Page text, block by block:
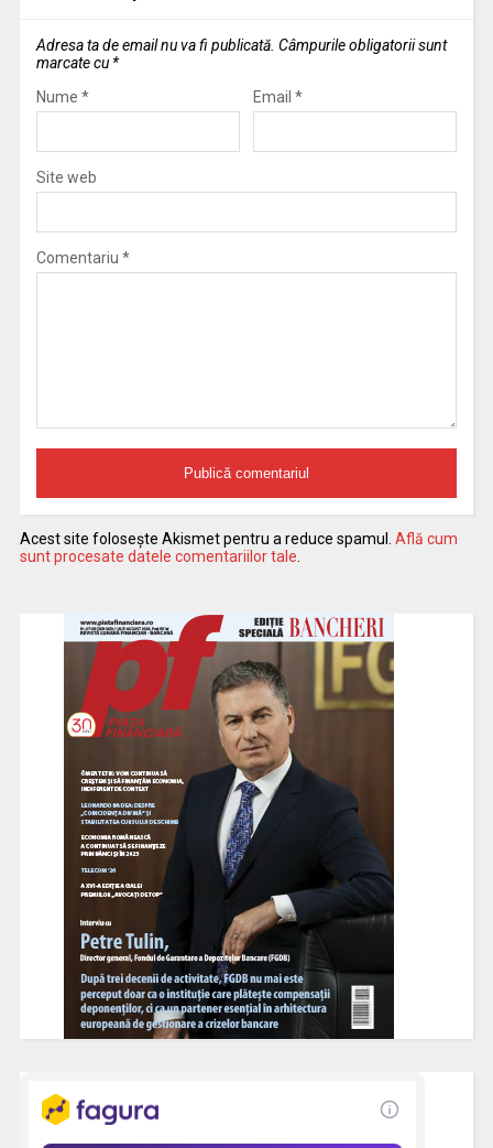
Adresa ta de email nu va fi publicată. Câmpurile obligatorii sunt
marcate cu *
Nume * Email *
Site web
Comentariu *
Acest site folosește Akismet pentru a reduce spamul. Află cum
sunt procesate datele comentariilor tale